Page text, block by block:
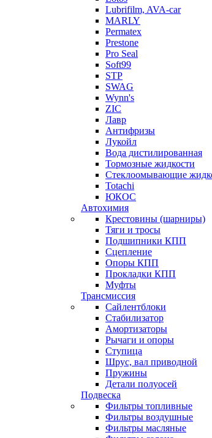
Lubrifilm, AVA-car
MARLY
Permatex
Prestone
Pro Seal
Soft99
STP
SWAG
Wynn's
ZIC
Лавр
Антифризы
Лукойл
Вода дистилированная
Тормозные жидкости
Стеклоомывающие
Totachi
ЮКОС
Автохимия
Крестовины (шарниры)
Тяги и тросы
Подшипники КПП
Сцепление
Опоры КПП
Прокладки КПП
Муфты
Трансмиссия
Сайлентблоки
Стабилизатор
Амортизаторы
Рычаги и опоры
Ступица
Шрус, вал приводной
Пружины
Детали полуосей
Подвеска
Фильтры топливные
Фильтры воздушные
Фильтры масляные